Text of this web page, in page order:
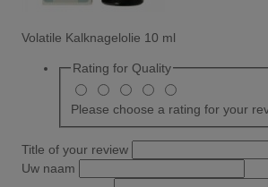
Volatile Kalknagelolie 10 ml
Rating for Quality
Please choose a rating for your
Title of your review
Uw naam